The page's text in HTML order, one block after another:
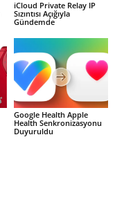
iCloud Private Relay IP
Sızıntısı Açığıyla
Gündemde
Google Health Apple
Health Senkronizasyonu
Duyuruldu